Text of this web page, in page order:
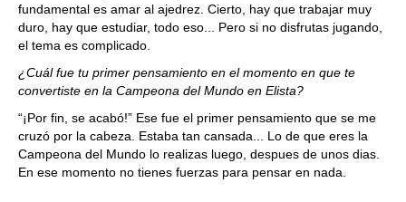
fundamental es amar al ajedrez. Cierto, hay que trabajar muy
duro, hay que estudiar, todo eso... Pero si no disfrutas jugando,
el tema es complicado.
¿Cuál fue tu primer pensamiento en el momento en que te
convertiste en la Campeona del Mundo en Elista?
“¡Por fin, se acabó!” Ese fue el primer pensamiento que se me
cruzó por la cabeza. Estaba tan cansada... Lo de que eres la
Campeona del Mundo lo realizas luego, despues de unos dias.
En ese momento no tienes fuerzas para pensar en nada.